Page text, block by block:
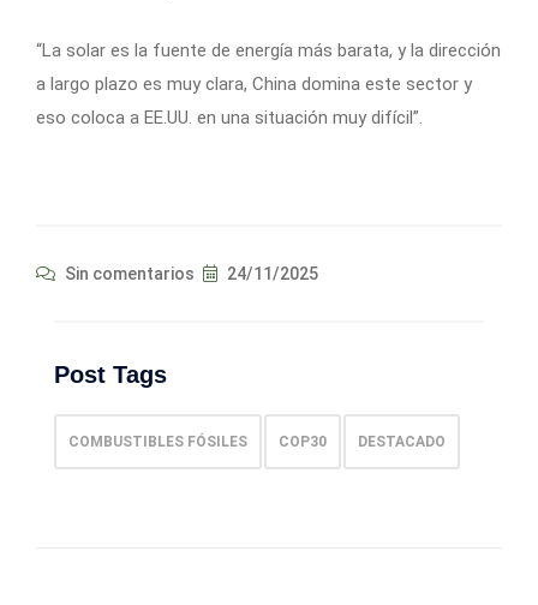
“La solar es la fuente de energía más barata, y la dirección
a largo plazo es muy clara, China domina este sector y
eso coloca a EE.UU. en una situación muy difícil”.
Sin comentarios 24/11/2025
Post Tags
COMBUSTIBLES FÓSILES COP30 DESTACADO